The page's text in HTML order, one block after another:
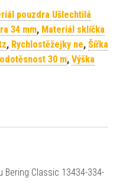
pouzdra Ušlechtilá
34 mm, Materiál sklíčka
, Rychlostěžejky ne, Šířka
30 m, Výška
Bering Classic 13434-334-